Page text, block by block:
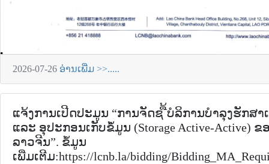
2026-07-26 ອ່ານເພີ່ມ >>.....
ແຈ້ງການເປີດປະມູນ “ການຈັດຊ ື້ບໍລິການບໍາລຸງຮັກສາເ
ແລະ ອຸປະກອນເກັບຂໍໍ້ມູນ (Storage Active-Active)
ລາວຈີນ”. ຂໍ້ມູນ
ເພີ່ມເຕີມ:https://lcnb.la/bidding/